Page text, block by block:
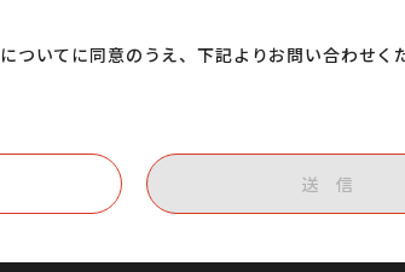
についてに同意のうえ、下記よりお問い合わせく
送 信